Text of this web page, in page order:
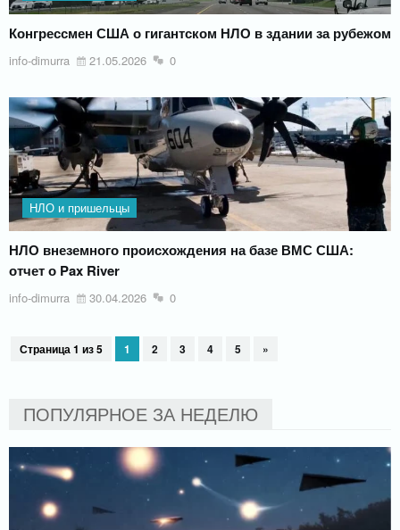
Конгрессмен США о гигантском НЛО в здании за рубежом
info-dimurra 21.05.2026 0
НЛО и пришельцы
НЛО внеземного происхождения на базе ВМС США:
отчет о Pax River
info-dimurra 30.04.2026 0
Страница 1 из 5 1 2 3 4 5 »
ПОПУЛЯРНОЕ ЗА НЕДЕЛЮ